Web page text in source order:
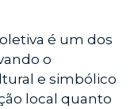
é um dos
o
e simbólico
local quanto